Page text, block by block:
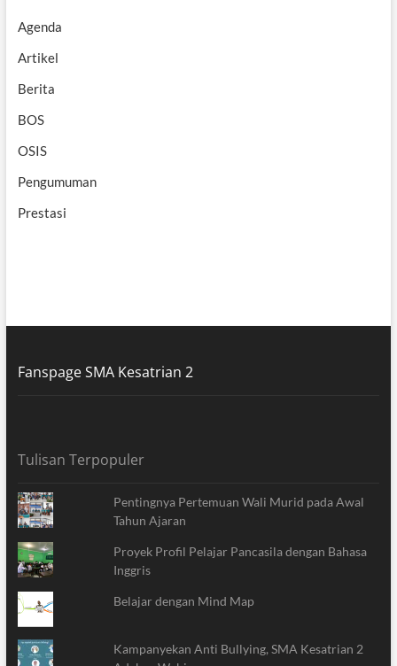
Agenda
Artikel
Berita
BOS
OSIS
Pengumuman
Prestasi
Fanspage SMA Kesatrian 2
Tulisan Terpopuler
Pentingnya Pertemuan Wali Murid pada Awal
Tahun Ajaran
Proyek Profil Pelajar Pancasila dengan Bahasa
Inggris
Belajar dengan Mind Map
Kampanyekan Anti Bullying, SMA Kesatrian 2